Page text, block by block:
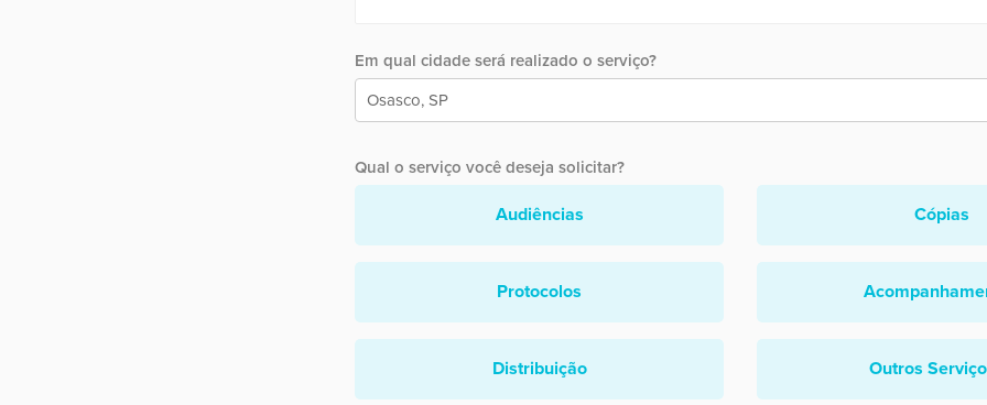
Em qual cidade será realizado o serviço?
Qual o serviço você deseja solicitar?
Audiências Cópias
Protocolos
Distribuição Outros